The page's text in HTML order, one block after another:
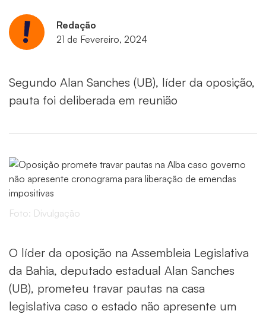
Redação
21 de Fevereiro, 2024
Segundo Alan Sanches (UB), líder da oposição,
pauta foi deliberada em reunião
Foto: Divulgação
O líder da oposição na Assembleia Legislativa
da Bahia, deputado estadual Alan Sanches
(UB), prometeu travar pautas na casa
legislativa caso o estado não apresente um